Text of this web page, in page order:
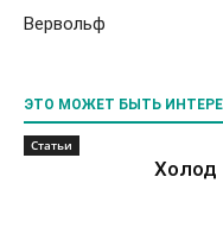
Вервольф
ЭТО МОЖЕТ БЫТЬ
Статьи
Холод